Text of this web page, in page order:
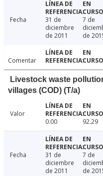
Fecha
31 de
diciembre
de 2011
7 de
de
Comentar
Livestock waste
villages (COD) (T/a)
Valor
0.00
92.29
Fecha
31 de
diciembre
de 2011
7 de
de